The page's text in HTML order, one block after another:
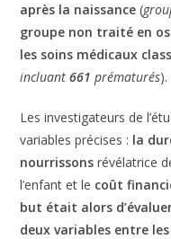
après la naissance(
groupe non traité en
les soins médicaux
incluant661 prématurés).
Les investigateurs de
variables précises : la
nourrissons révélatrice
l’enfant et le coût
but était alors
deux variables entre